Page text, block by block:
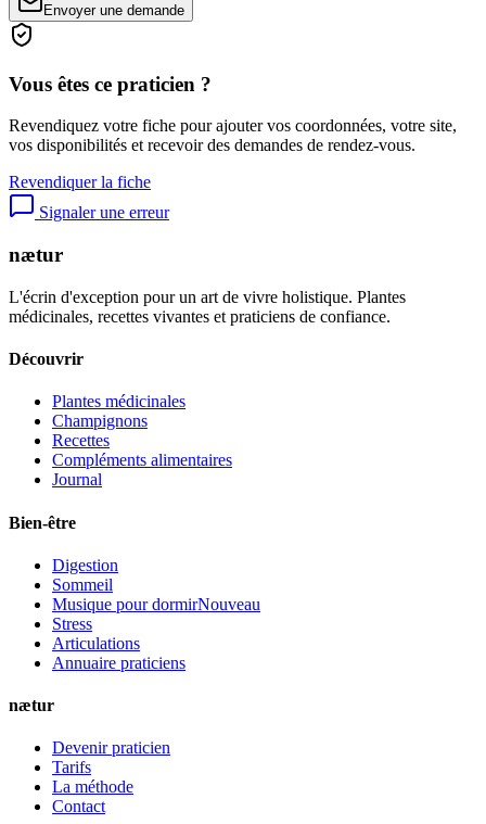
Envoyer une demande
Vous êtes ce praticien ?
Revendiquez votre fiche pour ajouter vos coordonnées, votre site,
vos disponibilités et recevoir des demandes de rendez-vous.
Revendiquer la fiche
Signaler une erreur
nætur
L'écrin d'exception pour un art de vivre holistique. Plantes
médicinales, recettes vivantes et praticiens de confiance.
Découvrir
Plantes médicinales
Champignons
Recettes
Compléments alimentaires
Journal
Bien-être
Digestion
Sommeil
Musique pour dormirNouveau
Stress
Articulations
Annuaire praticiens
nætur
Devenir praticien
Tarifs
La méthode
Contact